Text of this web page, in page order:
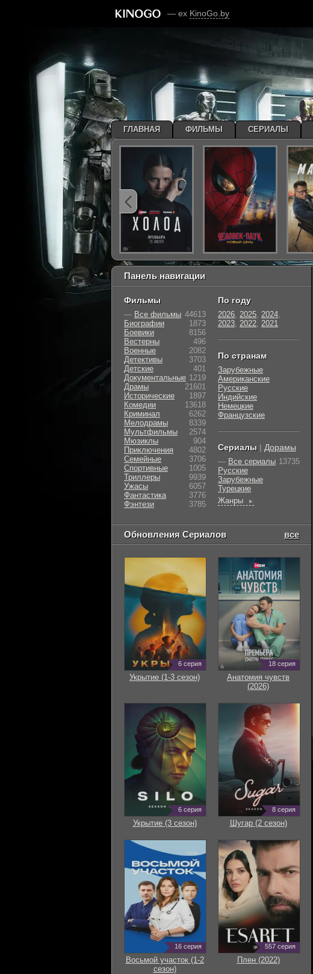
— ex KinoGo.by
Панель навигации
Фильмы
— Все фильмы 44613
Биографии
1873
Боевики
8156
Вестерны
496
Военные
2082
Детективы
3703
Детские
401
Документальные 1219
Драмы
21601
Исторические
1897
Комедии
13618
Криминал
6262
Мелодрамы
8339
Мультфильмы
2574
Мюзиклы
904
Приключения
4802
Семейные
3706
Cпортивные
1005
Триллеры
9939
Ужасы
6057
Фантастика
3776
Фэнтези
3785
По году
2026, 2025, 2024,
2023, 2022, 2021
По странам
Зарубежные
Американские
Русские
Индийские
Немецкие
Французские
Сериалы | Дорамы
— Все сериалы 13735
Русские
Зарубежные
Турецкие
Жанры
►
Обновления Сериалов все
6 серия
Укрытие (1-3 сезон)
18 серия
Анатомия чувств
(2026)
6 серия
Укрытие (3 сезон)
8 серия
Шугар (2 сезон)
16 серия
Восьмой участок (1-2
сезон)
557 серия
Плен (2022)
ГЛАВНАЯ ФИЛЬМЫ СЕРИАЛЫ